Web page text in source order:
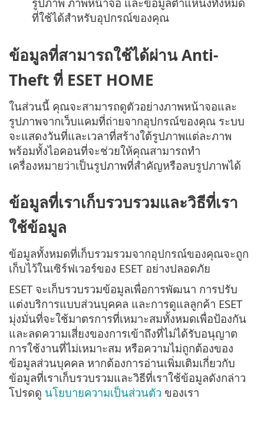
ที่ใช้ได้สำหรับอุปกรณ์ของคุณ
ข้อมูลที่สามารถใช้ได้ผ่าน Anti-
Theft ที่ ESET HOME
ในส่วนนี้ คุณจะสามารถดูตัวอย่างภาพหน้าจอและ
รูปภาพจากเว็บแคมที่ถ่ายจากอุปกรณ์ของคุณ ระบบ
จะแสดงวันที่และเวลาที่สร้างใต้รูปภาพแต่ละภาพ
พร้อมทั้งไอคอนที่จะช่วยให้คุณสามารถทำ
เครื่องหมายว่าเป็นรูปภาพที่สำคัญหรือลบรูปภาพได้
ข้อมูลที่เราเก็บรวบรวมและวิธีที่เรา
ใช้ข้อมูล
ข้อมูลทั้งหมดที่เก็บรวมรวมจากอุปกรณ์ของคุณจะถูก
เก็บไว้ในเซิร์ฟเวอร์ของ ESET อย่างปลอดภัย
ESET จะเก็บรวบรวมข้อมูลเพื่อการพัฒนา การปรับ
แต่งบริการแบบส่วนบุคคล และการดูแลลูกค้า ESET
มุ่งมั่นที่จะใช้มาตรการที่เหมาะสมทั้งหมดเพื่อป้องกัน
และลดความเสี่ยงของการเข้าถึงที่ไม่ได้รับอนุญาต
การใช้งานที่ไม่เหมาะสม หรือความไม่ถูกต้องของ
ข้อมูลส่วนบุคคล หากต้องการอ่านเพิ่มเติมเกี่ยวกับ
ข้อมูลที่เราเก็บรวบรวมและวิธีที่เราใช้ข้อมูลดังกล่าว
โปรดดู นโยบายความเป็นส่วนตัว ของเรา